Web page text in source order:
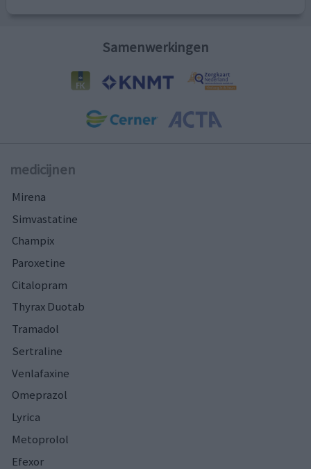
Samenwerkingen
medicijnen
Mirena
Simvastatine
Champix
Paroxetine
Citalopram
Thyrax Duotab
Tramadol
Sertraline
Venlafaxine
Omeprazol
Lyrica
Metoprolol
Efexor